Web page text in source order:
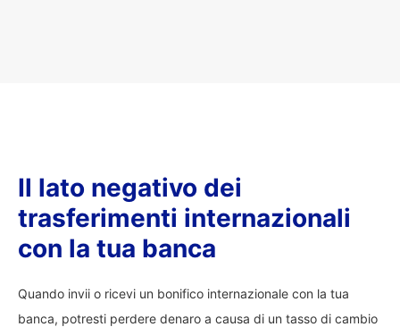
Il lato negativo dei
trasferimenti internazionali
con la tua banca
Quando invii o ricevi un bonifico internazionale con la tua
banca, potresti perdere denaro a causa di un tasso di cambio